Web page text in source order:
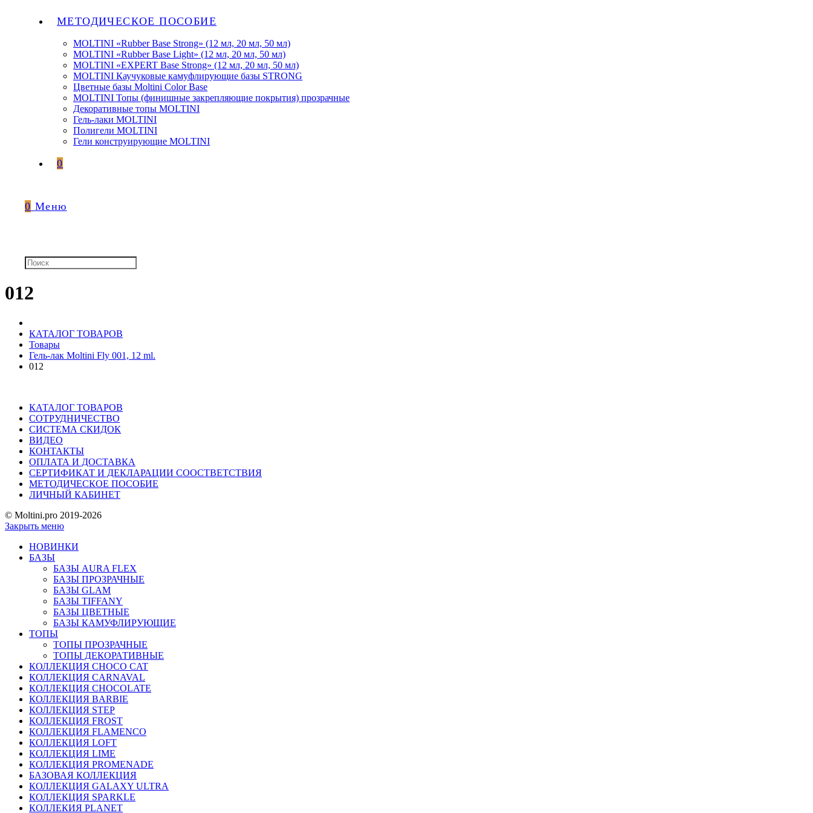
МЕТОДИЧЕСКОЕ ПОСОБИЕ
MOLTINI «Rubber Base Strong» (12 мл, 20 мл, 50 мл)
MOLTINI «Rubber Base Light» (12 мл, 20 мл, 50 мл)
MOLTINI «EXPERT Base Strong» (12 мл, 20 мл, 50 мл)
MOLTINI Каучуковые камуфлирующие базы STRONG
Цветные базы Moltini Color Base
MOLTINI Топы (финишные закрепляющие покрытия) прозрачные
Декоративные топы MOLTINI
Гель-лаки MOLTINI
Полигели MOLTINI
Гели конструирующие MOLTINI
0
0 Меню
012
КАТАЛОГ ТОВАРОВ
Товары
Гель-лак Moltini Fly 001, 12 ml.
012
КАТАЛОГ ТОВАРОВ
СОТРУДНИЧЕСТВО
СИСТЕМА СКИДОК
ВИДЕО
КОНТАКТЫ
ОПЛАТА И ДОСТАВКА
СЕРТИФИКАТ И ДЕКЛАРАЦИИ СООСТВЕТСТВИЯ
МЕТОДИЧЕСКОЕ ПОСОБИЕ
ЛИЧНЫЙ КАБИНЕТ
© Moltini.pro 2019-2026
Закрыть меню
НОВИНКИ
БАЗЫ
БАЗЫ AURA FLEX
БАЗЫ ПРОЗРАЧНЫЕ
БАЗЫ GLAM
БАЗЫ TIFFANY
БАЗЫ ЦВЕТНЫЕ
БАЗЫ КАМУФЛИРУЮЩИЕ
ТОПЫ
ТОПЫ ПРОЗРАЧНЫЕ
ТОПЫ ДЕКОРАТИВНЫЕ
КОЛЛЕКЦИЯ CHOCO CAT
КОЛЛЕКЦИЯ CARNAVAL
КОЛЛЕКЦИЯ CHOCOLATE
КОЛЛЕКЦИЯ BARBIE
КОЛЛЕКЦИЯ STEP
КОЛЛЕКЦИЯ FROST
КОЛЛЕКЦИЯ FLAMENCO
КОЛЛЕКЦИЯ LOFT
КОЛЛЕКЦИЯ LIME
КОЛЛЕКЦИЯ PROMENADE
БАЗОВАЯ КОЛЛЕКЦИЯ
КОЛЛЕКЦИЯ GALAXY ULTRA
КОЛЛЕКЦИЯ SPARKLE
КОЛЛЕКИЯ PLANET